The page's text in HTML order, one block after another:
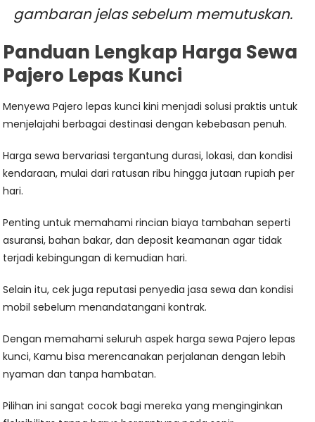
gambaran jelas sebelum memutuskan.
Panduan Lengkap Harga Sewa
Pajero Lepas Kunci
Menyewa Pajero lepas kunci kini menjadi solusi praktis untuk
menjelajahi berbagai destinasi dengan kebebasan penuh.
Harga sewa bervariasi tergantung durasi, lokasi, dan kondisi
kendaraan, mulai dari ratusan ribu hingga jutaan rupiah per
hari.
Penting untuk memahami rincian biaya tambahan seperti
asuransi, bahan bakar, dan deposit keamanan agar tidak
terjadi kebingungan di kemudian hari.
Selain itu, cek juga reputasi penyedia jasa sewa dan kondisi
mobil sebelum menandatangani kontrak.
Dengan memahami seluruh aspek harga sewa Pajero lepas
kunci, Kamu bisa merencanakan perjalanan dengan lebih
nyaman dan tanpa hambatan.
Pilihan ini sangat cocok bagi mereka yang menginginkan